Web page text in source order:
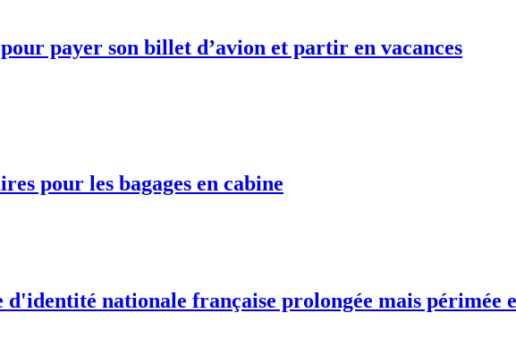
payer son billet d’avion et partir en vacances
pour les bagages en cabine
nationale française prolongée mais périmée